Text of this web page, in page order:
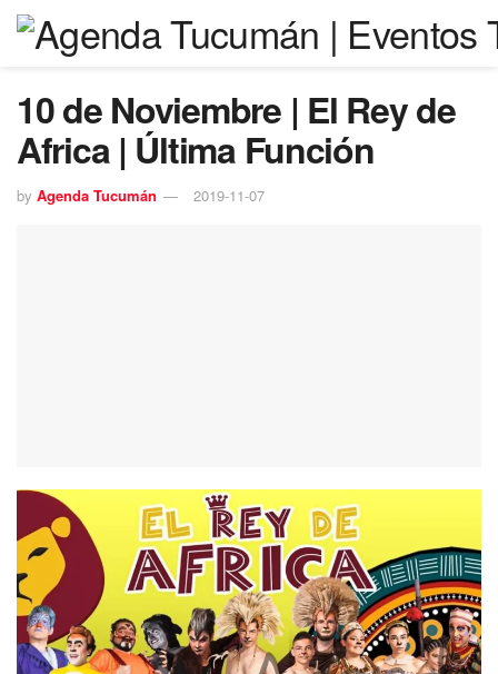
10 de Noviembre | El Rey de
Africa | Última Función
by Agenda Tucumán 2019-11-07